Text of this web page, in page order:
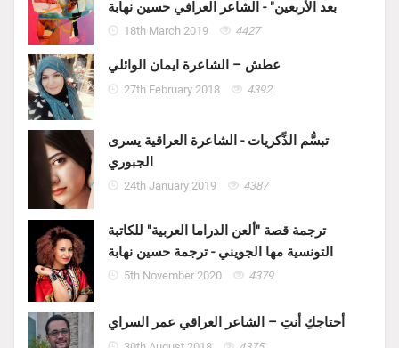
بعد الأربعين" - الشاعر العرافي حسين نهابة
18th March 2019 4427
عطش – الشاعرة ايمان الوائلي
27th February 2018 4392
تبسُّم الذِّكريات - الشاعرة العراقية يسرى
الجبوري
24th January 2019 4387
ترجمة قصة "ألعن الدراما العربية" للكاتبة
التونسية مها الجويني - ترجمة حسين نهابة
5th November 2020 4379
أحتاجكِ أنتِ – الشاعر العراقي عمر السراي